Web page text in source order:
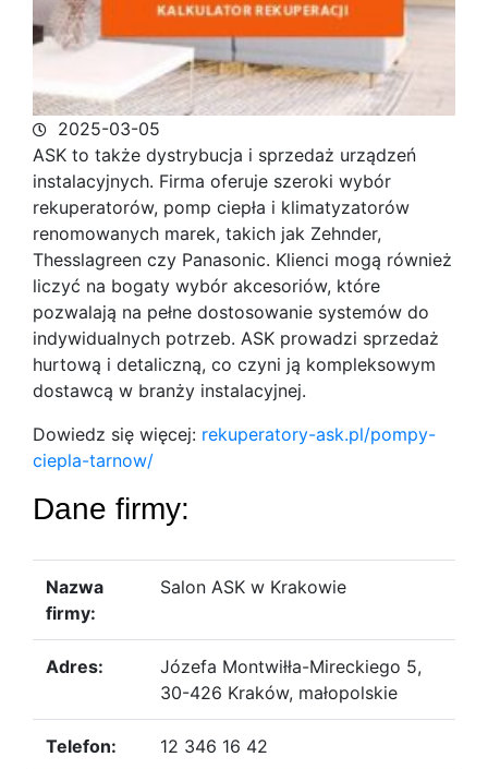
2025-03-05
ASK to także dystrybucja i sprzedaż urządzeń
instalacyjnych. Firma oferuje szeroki wybór
rekuperatorów, pomp ciepła i klimatyzatorów
renomowanych marek, takich jak Zehnder,
Thesslagreen czy Panasonic. Klienci mogą również
liczyć na bogaty wybór akcesoriów, które
pozwalają na pełne dostosowanie systemów do
indywidualnych potrzeb. ASK prowadzi sprzedaż
hurtową i detaliczną, co czyni ją kompleksowym
dostawcą w branży instalacyjnej.
Dowiedz się więcej: rekuperatory-ask.pl/pompy-
ciepla-tarnow/
Dane firmy:
Nazwa
firmy:
Salon ASK w Krakowie
Adres:
Józefa Montwiłła-Mireckiego 5,
30-426 Kraków, małopolskie
Telefon: 12 346 16 42